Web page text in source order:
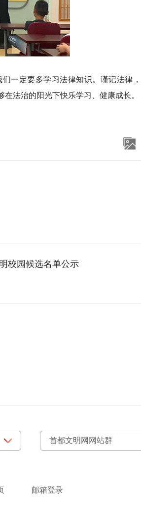
一定要多学习法律知识。谨记法律
法治的阳光下快乐学习、健康成长。
校园候选名单公示
邮箱登录